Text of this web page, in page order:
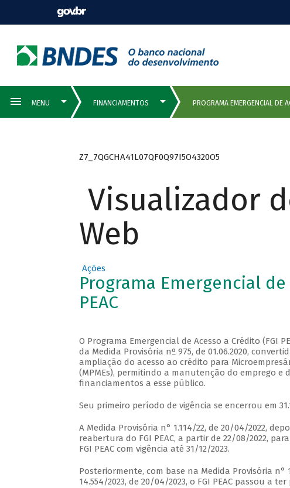
Z7_7QGCHA41L07QF0Q97I5O4320O5
Visualizador
Web
Ações
Programa Emergencial
PEAC
O Programa Emergencial de Acesso a Crédito (FGI
da Medida Provisória nº 975, de 01.06.2020,
ampliação do acesso ao crédito para
(MPMEs), permitindo a manutenção do emprego e
financiamentos a esse público.
Seu primeiro período de vigência se encerrou em
A Medida Provisória n° 1.114/22, de 20/04/2022,
reabertura do FGI PEAC, a partir de 22/08/2022,
FGI PEAC com vigência até 31/12/2023.
Posteriormente, com base na Medida Provisória n°
14.554/2023, de 20/04/2023, o FGI PEAC passou a